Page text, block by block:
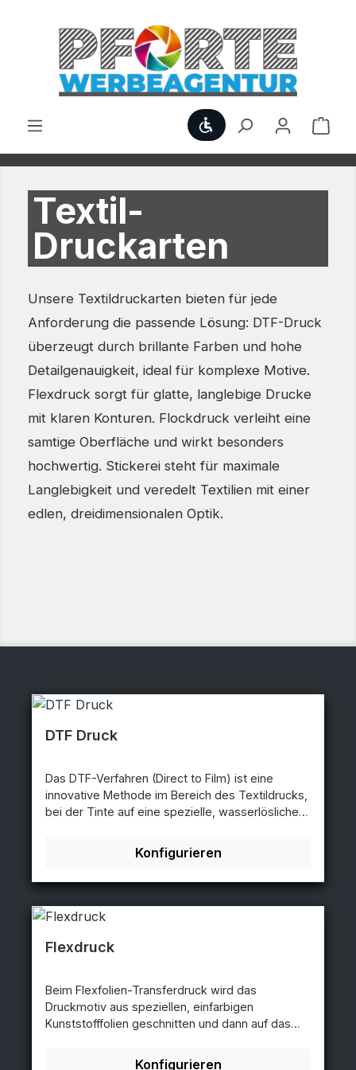
Werkzeugleiste
Textil-
Druckarten
Unsere Textildruckarten bieten für jede
Anforderung die passende Lösung: DTF-Druck
überzeugt durch brillante Farben und hohe
Detailgenauigkeit, ideal für komplexe Motive.
Flexdruck sorgt für glatte, langlebige Drucke
mit klaren Konturen. Flockdruck verleiht eine
samtige Oberfläche und wirkt besonders
hochwertig. Stickerei steht für maximale
Langlebigkeit und veredelt Textilien mit einer
edlen, dreidimensionalen Optik.
DTF Druck
Das DTF-Verfahren (Direct to Film) ist eine
innovative Methode im Bereich des Textildrucks,
bei der Tinte auf eine spezielle, wasserlösliche
bedruckte Folie auf den Stoff transferiert, indem
sie durch Hitze und Druck mit dem Textil
verschiedenen Textilien, einschließlich
Verfahren zeichnet sich durch seine Flexibilität,
DTF hat in jüngerer Zeit an Bedeutung gewonnen
und bietet eine attraktive Lösung für den
Textildruck mit hoher Qualität.
Konfigurieren
Flexdruck
Beim Flexfolien-Transferdruck wird das
Druckmotiv aus speziellen, einfarbigen
Kunststofffolien geschnitten und dann auf das
können auch Polyester-, Nylon-, Viskose- sowie
Konfigurieren